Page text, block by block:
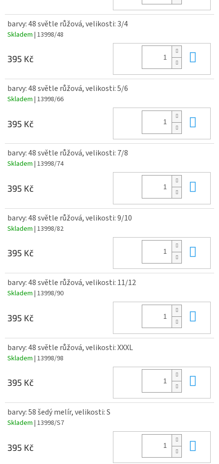
barvy: 48 světle růžová, velikosti: 3/4
Skladem | 13998/48
395 Kč
barvy: 48 světle růžová, velikosti: 5/6
Skladem | 13998/66
395 Kč
barvy: 48 světle růžová, velikosti: 7/8
Skladem | 13998/74
395 Kč
barvy: 48 světle růžová, velikosti: 9/10
Skladem | 13998/82
395 Kč
barvy: 48 světle růžová, velikosti: 11/12
Skladem | 13998/90
395 Kč
barvy: 48 světle růžová, velikosti: XXXL
Skladem | 13998/98
395 Kč
barvy: 58 šedý melír, velikosti: S
Skladem | 13998/S7
395 Kč